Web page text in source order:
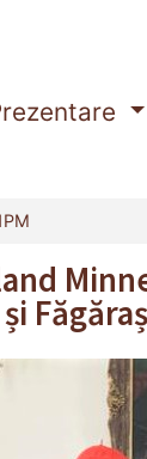
Făgăraș